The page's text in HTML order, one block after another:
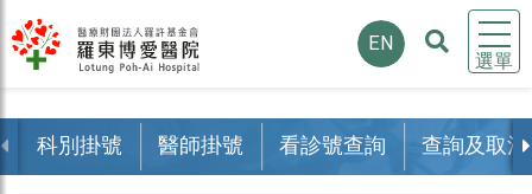
選單
EN
科別掛號 醫師掛號 看診號查詢 查詢及取消